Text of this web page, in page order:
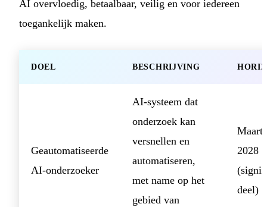
AI overvloedig, betaalbaar, veilig en voor iedereen
toegankelijk maken.
DOEL BESCHRIJVING
Geautomatiseerde
AI-onderzoeker
AI-systeem dat
onderzoek kan
versnellen en
automatiseren,
met name op het
gebied van
Maart
2028
deel)